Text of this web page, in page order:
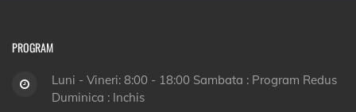
PROGRAM
Luni - Vineri: 8:00 - 18:00 Sambata : Program Redus
Duminica : Inchis